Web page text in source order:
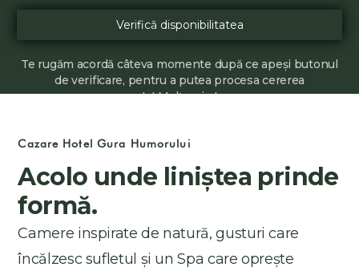
Te rugăm acordă câteva momente după ce apeși butonul
de verificare, pentru a putea procesa cererea
ta! Mulțumim!
Cazare Hotel Gura Humorului
Acolo unde liniștea prinde
formă.
Camere inspirate de natură, gusturi care
încălzesc sufletul și un Spa care oprește